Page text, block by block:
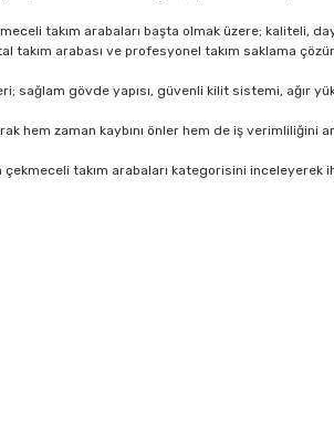
takım arabaları başta olmak üzere; kaliteli,
takım arabası ve profesyonel takım saklama
sağlam gövde yapısı, güvenli kilit sistemi, ağır
hem zaman kaybını önler hem de iş verimliliğini
takım arabaları kategorisini